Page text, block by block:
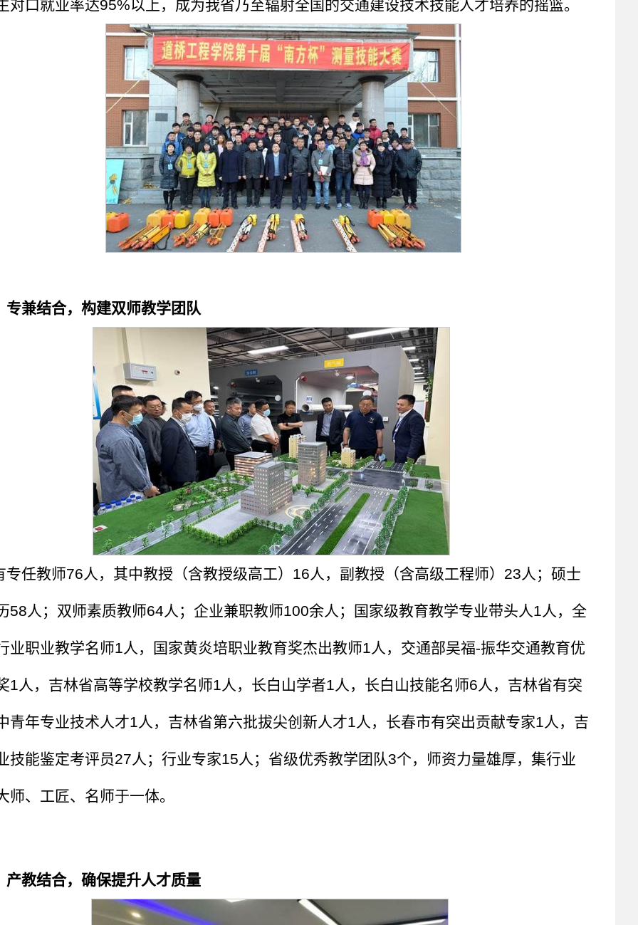
对口就业率达95%以上，成为我省乃至辐射全国的交通建设技术技能人才培养的摇篮。
专兼结合，构建双师教学团队
专任教师76人，其中教授（含教授级高工）16人，副教授（含高级工程师）23人；硕士
58人；双师素质教师64人；企业兼职教师100余人；国家级教育教学专业带头人1人，全
业职业教学名师1人，国家黄炎培职业教育奖杰出教师1人，交通部吴福-振华交通教育优
1人，吉林省高等学校教学名师1人，长白山学者1人，长白山技能名师6人，吉林省有突
青年专业技术人才1人，吉林省第六批拔尖创新人才1人，长春市有突出贡献专家1人，吉
技能鉴定考评员27人；行业专家15人；省级优秀教学团队3个，师资力量雄厚，集行业
师、工匠、名师于一体。
产教结合，确保提升人才质量